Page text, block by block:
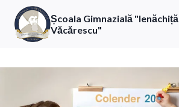
content
Școala Gimnazială "Ienăchiță
Văcărescu"